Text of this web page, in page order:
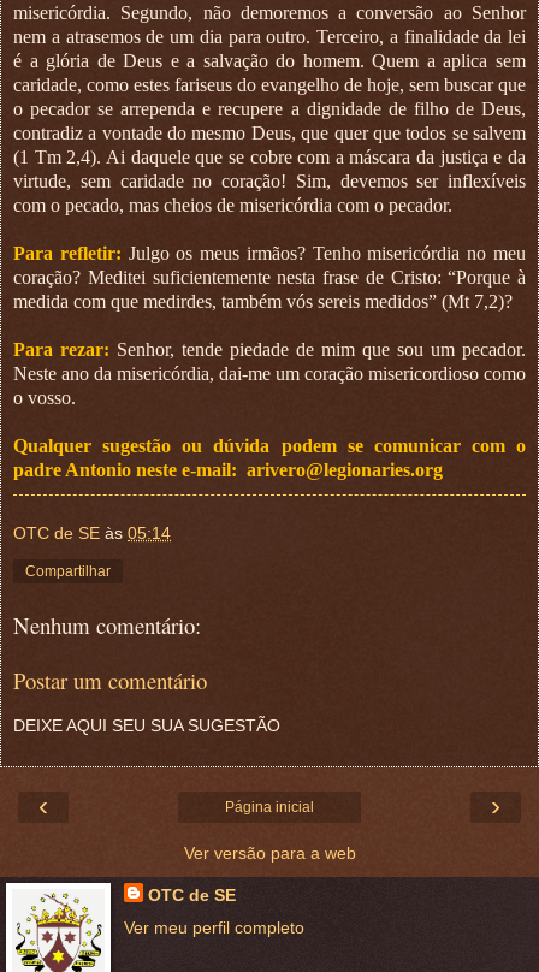
misericórdia. Segundo, não demoremos a conversão ao Senhor
nem a atrasemos de um dia para outro. Terceiro, a finalidade da lei
é a glória de Deus e a salvação do homem. Quem a aplica sem
caridade, como estes fariseus do evangelho de hoje, sem buscar que
o pecador se arrependa e recupere a dignidade de filho de Deus,
contradiz a vontade do mesmo Deus, que quer que todos se salvem
(1 Tm 2,4). Ai daquele que se cobre com a máscara da justiça e da
virtude, sem caridade no coração! Sim, devemos ser inflexíveis
com o pecado, mas cheios de misericórdia com o pecador.
Para refletir: Julgo os meus irmãos? Tenho misericórdia no meu
coração? Meditei suficientemente nesta frase de Cristo: “Porque à
medida com que medirdes, também vós sereis medidos” (Mt 7,2)?
Para rezar: Senhor, tende piedade de mim que sou um pecador.
Neste ano da misericórdia, dai-me um coração misericordioso como
o vosso.
Qualquer sugestão ou dúvida podem se comunicar com o
padre Antonio neste e-mail: arivero@legionaries.org
OTC de SE às 05:14
Compartilhar
Nenhum comentário:
Postar um comentário
DEIXE AQUI SEU SUA SUGESTÃO
‹ ›
Página inicial
Ver versão para a web
OTC de SE
Ver meu perfil completo